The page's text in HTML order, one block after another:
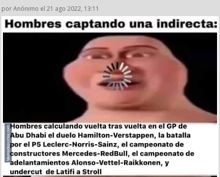
por Anónimo el 21 ago 2022, 13:11